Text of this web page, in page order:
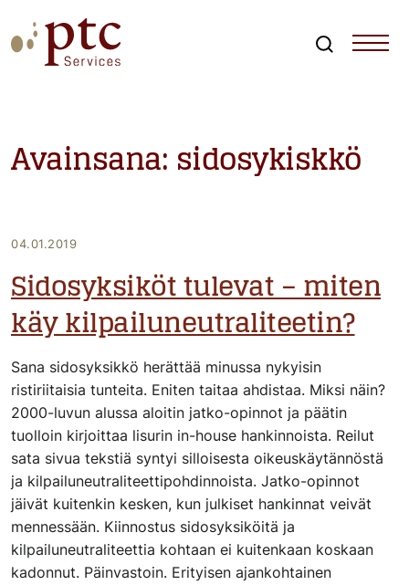
to
content
Avainsana: sidosykiskkö
04.01.2019
Sidosyksiköt tulevat – miten
käy kilpailuneutraliteetin?
Sana sidosyksikkö herättää minussa nykyisin
ristiriitaisia tunteita. Eniten taitaa ahdistaa. Miksi näin?
2000-luvun alussa aloitin jatko-opinnot ja päätin
tuolloin kirjoittaa lisurin in-house hankinnoista. Reilut
sata sivua tekstiä syntyi silloisesta oikeuskäytännöstä
ja kilpailuneutraliteettipohdinnoista. Jatko-opinnot
jäivät kuitenkin kesken, kun julkiset hankinnat veivät
mennessään. Kiinnostus sidosyksiköitä ja
kilpailuneutraliteettia kohtaan ei kuitenkaan koskaan
kadonnut. Päinvastoin. Erityisen ajankohtainen